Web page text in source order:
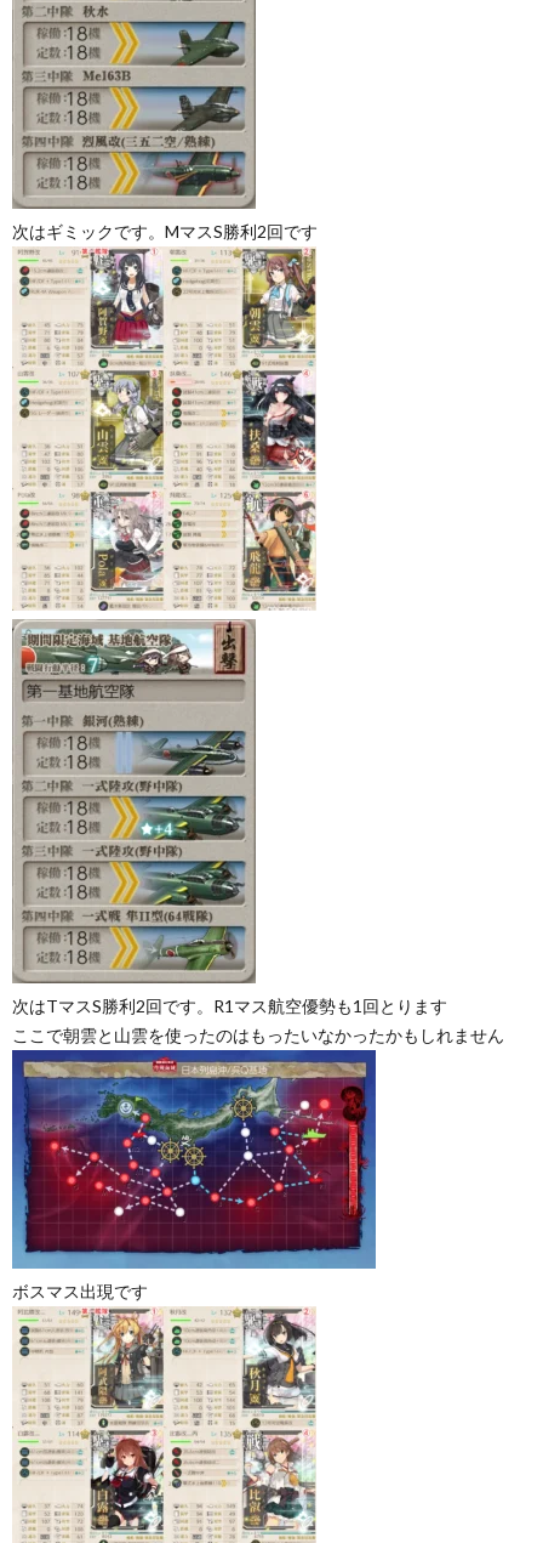
次はギミックです。MマスS勝利2回です
次はTマスS勝利2回です。R1マス航空優勢も1回とります
ここで朝雲と山雲を使ったのはもったいなかったかもしれません
ボスマス出現です